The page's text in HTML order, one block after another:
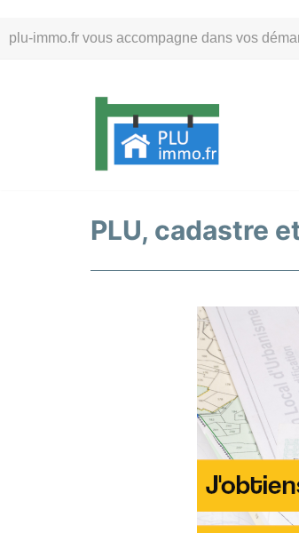
plu-immo.fr vous accompagne dans vos
au
PLU, cadastre